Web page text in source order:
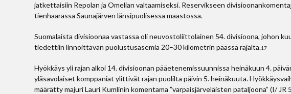
jatkettaisiin Repolan ja Omelian valtaamiseksi. Reservikseen
tienhaarassa Saunajärven länsipuolisessa maastossa.
Suomalaista divisioonaa vastassa oli neuvostoliittolainen 54. divisioona, johon
tiedettiin linnoittavan puolustusasemia 20–30 kilometrin päässä rajalta.17
Hyökkäys yli rajan alkoi 14. divisioonan pääetenemissuunnissa heinäkuun 4.
yläsavolaiset komppaniat ylittivät rajan puolilta päivin 5. heinäkuuta.
määrätty majuri Lauri Kumlinin komentama ”varpaisjärveläisten pataljoona” (I/